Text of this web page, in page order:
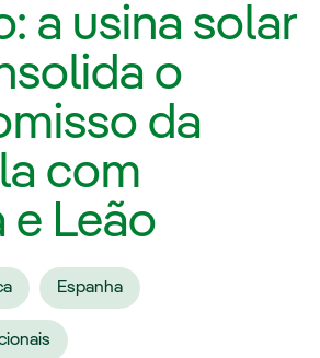
a usina solar
o
da
com
e Leão
Espanha